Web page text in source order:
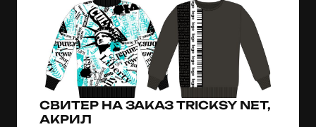
СВИТЕР НА ЗАКАЗ TRICKSY NET,
АКРИЛ